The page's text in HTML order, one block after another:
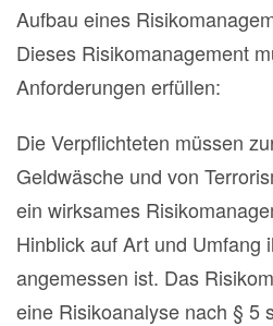
Aufbau eines
Dieses Risikomanagement
Anforderungen erfüllen:
Die Verpflichteten müssen
Geldwäsche und von
ein wirksames
Hinblick auf Art und Umfang
angemessen ist. Das
eine Risikoanalyse nach § 5